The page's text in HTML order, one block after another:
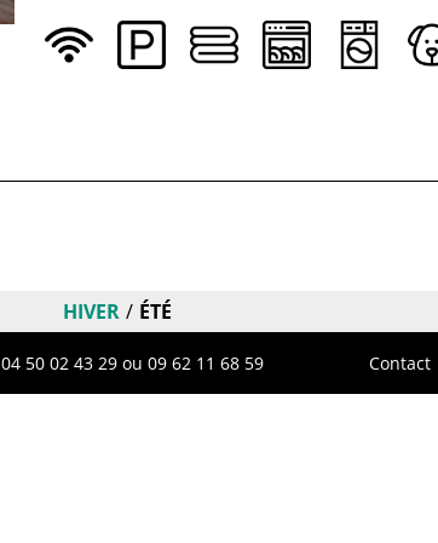
HIVER ÉTÉ
04 50 02 43 29 ou 09 62 11 68 59 Contact